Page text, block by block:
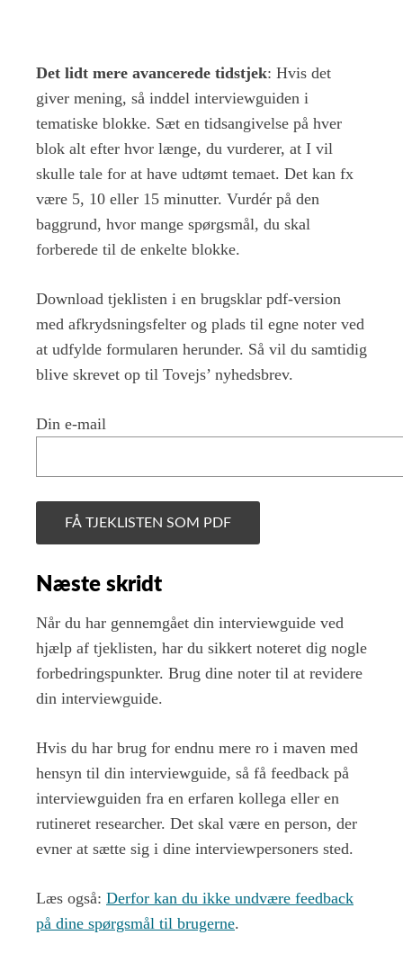
Det lidt mere avancerede tidstjek: Hvis det
giver mening, så inddel interviewguiden i
tematiske blokke. Sæt en tidsangivelse på hver
blok alt efter hvor længe, du vurderer, at I vil
skulle tale for at have udtømt temaet. Det kan fx
være 5, 10 eller 15 minutter. Vurdér på den
baggrund, hvor mange spørgsmål, du skal
forberede til de enkelte blokke.
Download tjeklisten i en brugsklar pdf-version
med afkrydsningsfelter og plads til egne noter ved
at udfylde formularen herunder. Så vil du samtidig
blive skrevet op til Tovejs’ nyhedsbrev.
Din e-mail
Næste skridt
Når du har gennemgået din interviewguide ved
hjælp af tjeklisten, har du sikkert noteret dig nogle
forbedringspunkter. Brug dine noter til at revidere
din interviewguide.
Hvis du har brug for endnu mere ro i maven med
hensyn til din interviewguide, så få feedback på
interviewguiden fra en erfaren kollega eller en
rutineret researcher. Det skal være en person, der
evner at sætte sig i dine interviewpersoners sted.
Læs også: Derfor kan du ikke undvære feedback
på dine spørgsmål til brugerne.